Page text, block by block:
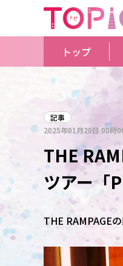
トップ
記事
2025年01月20日 00時
THE
ツアー「
THE RAMPAGE